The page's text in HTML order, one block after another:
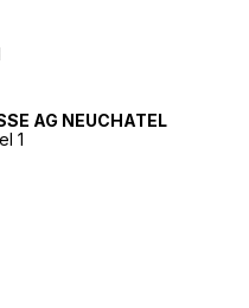
AG NEUCHATEL
1